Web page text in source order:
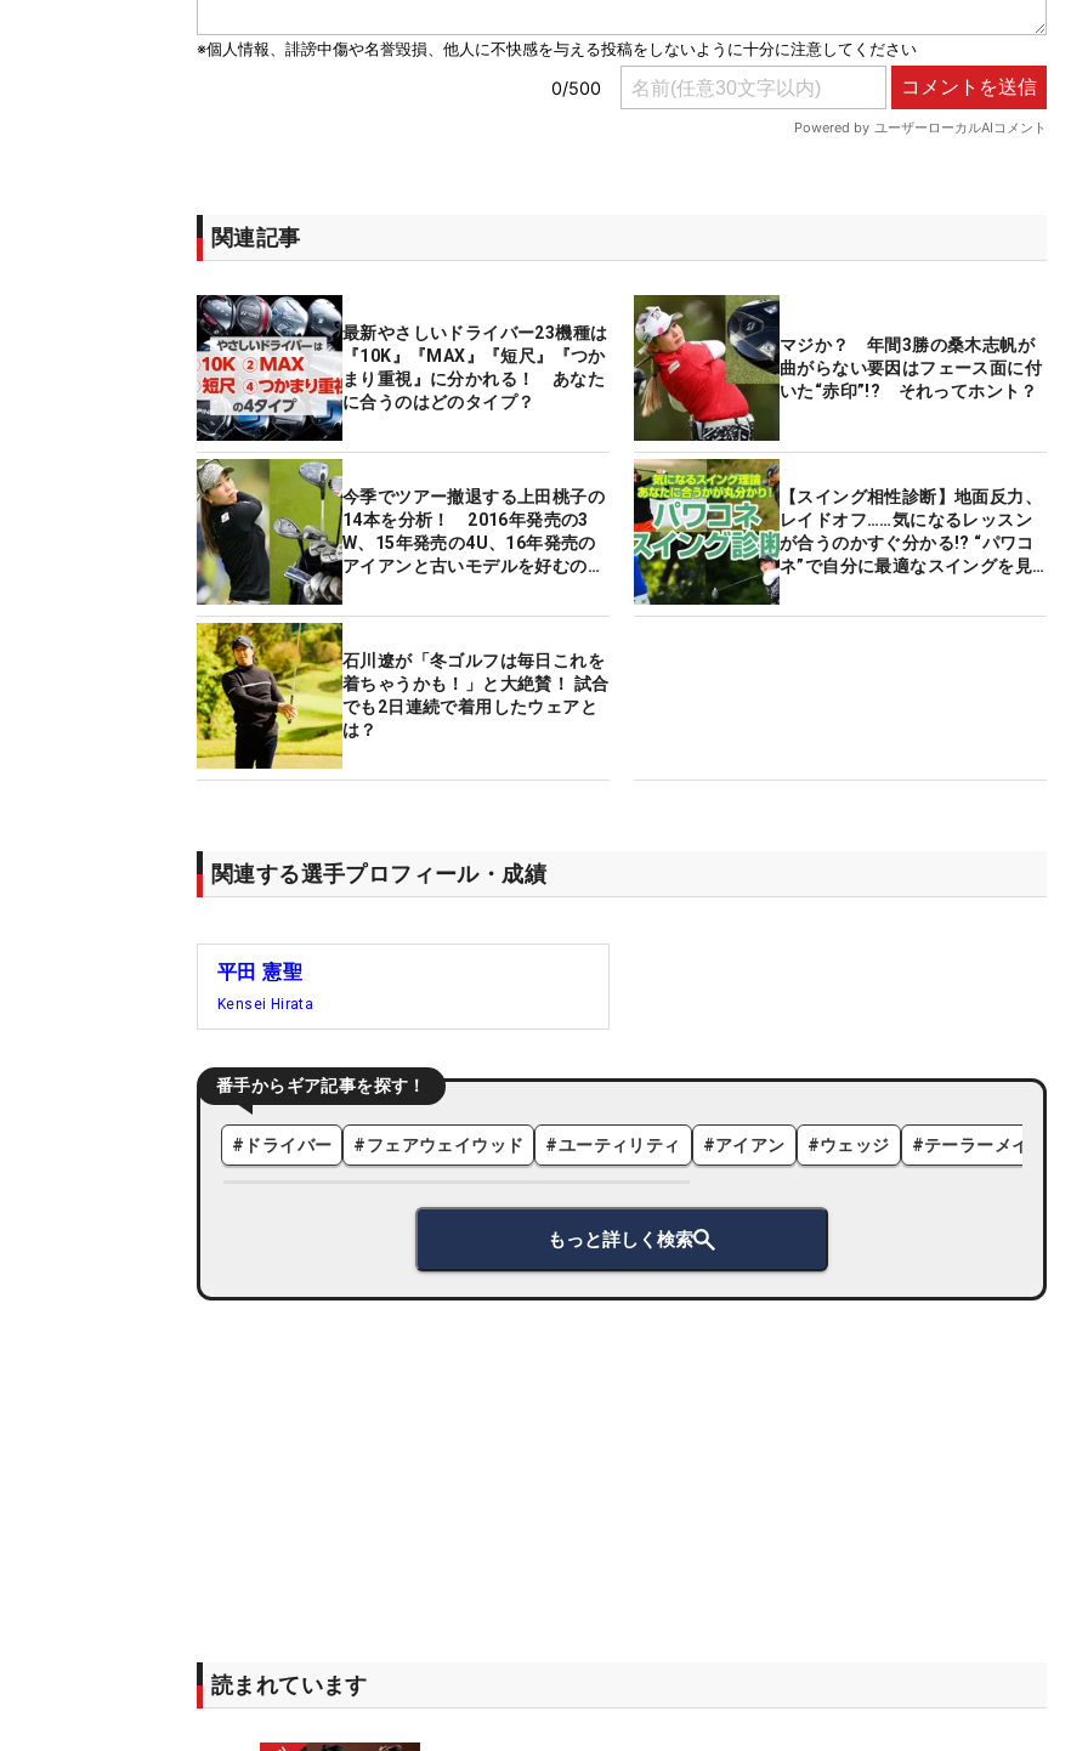
関連記事
最新やさしいドライバー23機種は
『10K』『MAX』『短尺』『つか
まり重視』に分かれる！ あなた
に合うのはどのタイプ？
マジか？ 年間3勝の桑木志帆が
曲がらない要因はフェース面に付
いた“赤印”!? それってホント？
今季でツアー撤退する上田桃子の
14本を分析！ 2016年発売の3
W、15年発売の4U、16年発売の
アイアンと古いモデルを好むのは
【スイング相性診断】地面反力、
レイドオフ……気になるレッスン
が合うのかすぐ分かる!? “パワコ
ネ”で自分に最適なスイングを見
石川遼が「冬ゴルフは毎日これを
着ちゃうかも！」と大絶賛！ 試合
でも2日連続で着用したウェアと
は？
関連する選手プロフィール・成績
平田 憲聖
Kensei Hirata
番手からギア記事を探す！
# ドライバー #フェアウェイウッド #ユーティリティ #アイアン #ウェッジ #テーラーメイド
もっと詳しく検索
読まれています